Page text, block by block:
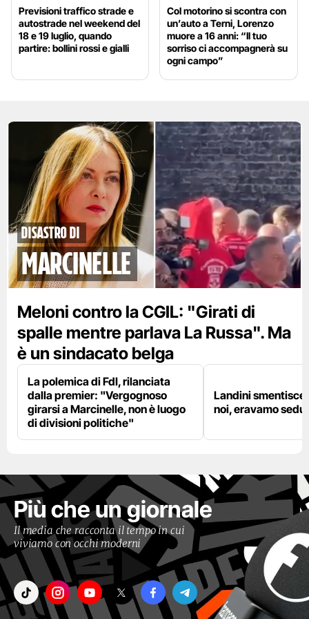
Previsioni traffico strade e
autostrade nel weekend del
18 e 19 luglio, quando
partire: bollini rossi e gialli
Col motorino si scontra con
un’auto a Terni, Lorenzo
muore a 16 anni: “Il tuo
sorriso ci accompagnerà su
ogni campo”
disastro di
marcinelle
Meloni contro la CGIL: "Girati di
spalle mentre parlava La Russa". Ma
è un sindacato belga
La polemica di FdI, rilanciata
dalla premier: "Vergognoso
girarsi a Marcinelle, non è luogo
di divisioni politiche"
Landini
noi, eravamo
Più che un giornale
Il media che racconta il tempo in cui
viviamo con occhi moderni